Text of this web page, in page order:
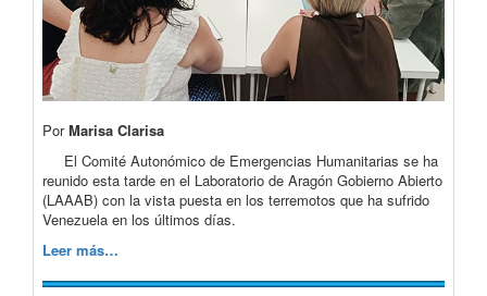
PorMarisa Clarisa
El Comité Autonómico de Emergencias Humanitarias se ha
reunido esta tarde en el Laboratorio de Aragón Gobierno Abierto
(LAAAB) con la vista puesta en los terremotos que ha sufrido
Venezuela en los últimos días.
Leer más…